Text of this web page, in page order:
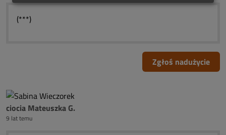
(***)
Zgłoś nadużycie
ciocia Mateuszka G.
9 lat temu